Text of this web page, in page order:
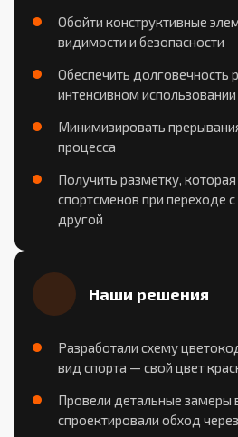
Обойти конструктивные
видимости и безопасности
Обеспечить долговечность
интенсивном использовании
Минимизировать
процесса
Получить разметку,
спортсменов при переходе
другой
Наши решения
Разработали схему
вид спорта — свой цвет
Провели детальные замеры
спроектировали обход